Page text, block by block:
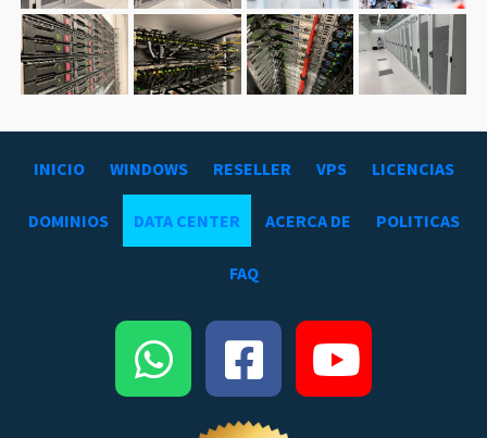
INICIO WINDOWS RESELLER VPS LICENCIAS
DOMINIOS DATA CENTER ACERCA DE POLITICAS
FAQ